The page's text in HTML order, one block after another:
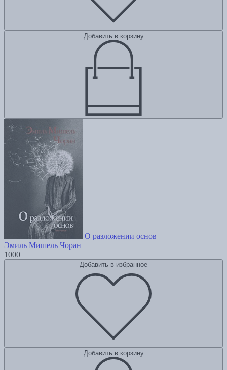
Добавить в корзину
О разложении основ
Эмиль Мишель Чоран
1000
Добавить в избранное
Добавить в корзину